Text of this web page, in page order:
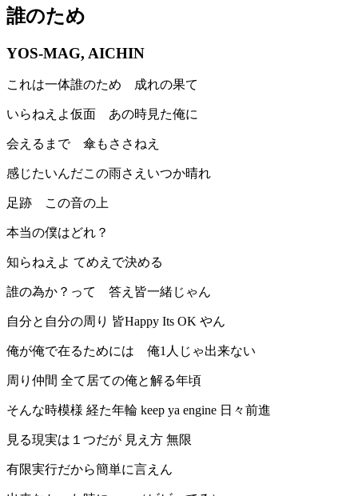
誰のため
YOS-MAG, AICHIN
これは一体誰のため 成れの果て
いらねえよ仮面 あの時見た俺に
会えるまで 傘もささねえ
感じたいんだこの雨さえいつか晴れ
足跡 この音の上
本当の僕はどれ？
知らねえよ てめえで決める
誰の為か？って 答え皆一緒じゃん
自分と自分の周り 皆Happy Its OK やん
俺が俺で在るためには 俺1人じゃ出来ない
周り仲間 全て居ての俺と解る年頃
そんな時模様 経た年輪 keep ya engine 日々前進
見る現実は１つだが 見え方 無限
有限実行だから簡単に言えん